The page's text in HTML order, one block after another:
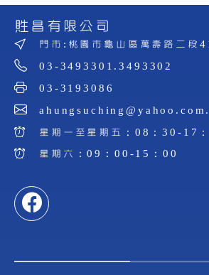
貹昌有限公司
門市:桃園市龜山區萬壽路二段
03-3493301.3493302
03-3193086
星期一至星期五：08：30-17
星期六：09：00-15：00